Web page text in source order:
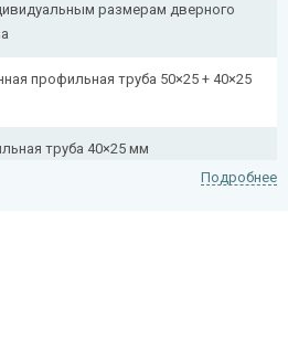
размерам дверного
профильная труба 50×25 + 40×25
труба 40×25 мм
Подробнее